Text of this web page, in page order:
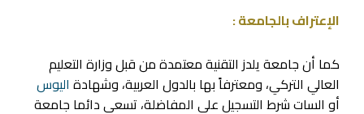
الإعتراف بالجامعة :
كما أن جامعة يلدز التقنية معتمدة من قبل وزارة التعليم
العالي التركي، ومعترفاً بها بالدول العربية، وشهادة اليوس
أو السات شرط التسجيل على المفاضلة، تسعى دائما جامعة